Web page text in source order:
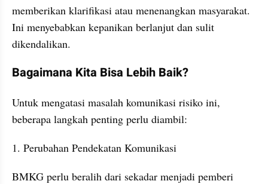
memberikan klarifikasi atau menenangkan masyarakat.
Ini menyebabkan kepanikan berlanjut dan sulit
dikendalikan.
Bagaimana Kita Bisa Lebih Baik?
Untuk mengatasi masalah komunikasi risiko ini,
beberapa langkah penting perlu diambil:
1. Perubahan Pendekatan Komunikasi
BMKG perlu beralih dari sekadar menjadi pemberi